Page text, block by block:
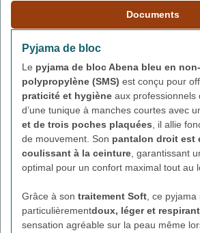
Documents
Pyjama de bloc
Le pyjama de bloc Abena bleu en
polypropylène (SMS) est conçu pour
praticité et hygiène aux professionnels
d’une tunique à manches courtes avec
et de trois poches plaquées, il allie
de mouvement. Son pantalon droit est
coulissant à la ceinture, garantissant
optimal pour un confort maximal tout au
Grâce à son traitement Soft, ce pyjama
particulièrementdoux, léger et respirant
sensation agréable sur la peau même